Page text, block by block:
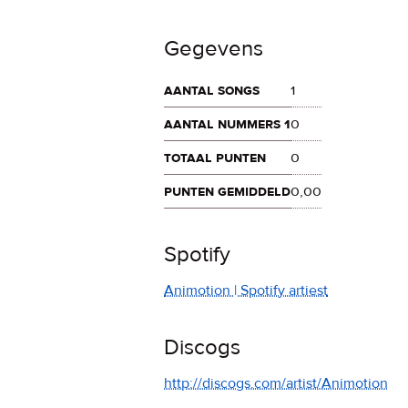
Gegevens
aantal songs
1
aantal nummers 10
totaal punten
0
punten gemiddeld0,00
Spotify
Animotion | Spotify artiest
Discogs
http://discogs.com/artist/Animotion